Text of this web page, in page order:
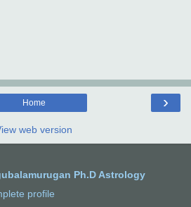
›
Home
web version
Ph.D Astrology
profile